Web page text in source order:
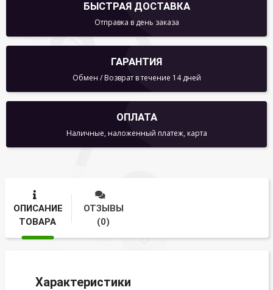
БЫСТРАЯ ДОСТАВКА
Отправка в день заказа
ГАРАНТИЯ
Обмен / Возврат в течение 14 дней
ОПЛАТА
Наличные, наложенный платеж, карта
ОПИСАНИЕ
ТОВАРА
ОТЗЫВЫ
(0)
Характеристики